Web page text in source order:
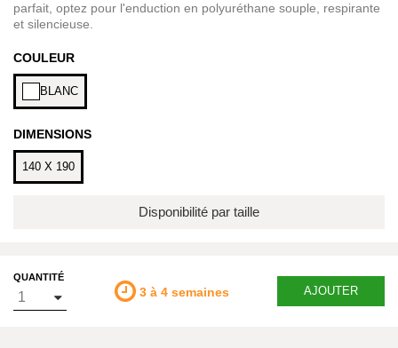
parfait, optez pour l'enduction en polyuréthane souple, respirante
et silencieuse.
COULEUR
BLANC
DIMENSIONS
140 X 190
Disponibilité par taille
QUANTITÉ
3 à 4 semaines AJOUTER